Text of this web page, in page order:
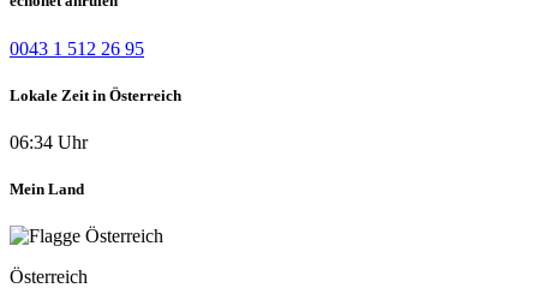
0043 1 512 26 95
Lokale Zeit in Österreich
06:34 Uhr
Mein Land
Österreich